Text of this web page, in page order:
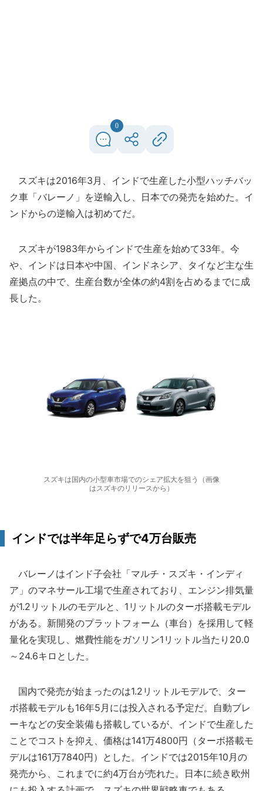
0
スズキは2016年3月、インドで生産した小型ハッチバッ
ク車「バレーノ」を逆輸入し、日本での発売を始めた。イ
ンドからの逆輸入は初めてだ。
スズキが1983年からインドで生産を始めて33年。今
や、インドは日本や中国、インドネシア、タイなど主な生
産拠点の中で、生産台数が全体の約4割を占めるまでに成
長した。
スズキは国内の小型車市場でのシェア拡大を狙う（画像
はスズキのリリースから）
インドでは半年足らずで4万台販売
バレーノはインド子会社「マルチ・スズキ・インディ
ア」のマネサール工場で生産されており、エンジン排気量
が1.2リットルのモデルと、1リットルのターボ搭載モデル
がある。新開発のプラットフォーム（車台）を採用して軽
量化を実現し、燃費性能をガソリン1リットル当たり20.0
～24.6キロとした。
国内で発売が始まったのは1.2リットルモデルで、ター
ボ搭載モデルも16年5月には投入される予定だ。自動ブレ
ーキなどの安全装備も搭載しているが、インドで生産した
ことでコストを抑え、価格は141万4800円（ターボ搭載モ
デルは161万7840円）とした。インドでは2015年10月の
発売から、これまでに約4万台が売れた。日本に続き欧州